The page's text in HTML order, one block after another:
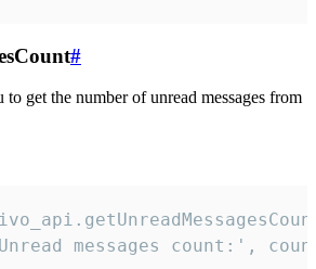
#
get the number of unread messages from
messages count:',